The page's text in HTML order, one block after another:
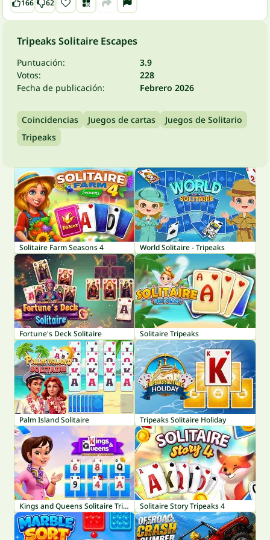
166 62
Tripeaks Solitaire Escapes
Puntuación:
3.9
Votos:
228
Fecha de publicación:
Febrero 2026
Coincidencias Juegos de cartas
Juegos de Solitario
Tripeaks
Solitaire Farm Seasons 4 World Solitaire - Tripeaks
Fortune's Deck Solitaire Solitaire Tripeaks
Palm Island Solitaire Tripeaks Solitaire Holiday
Kings and Queens Solitaire TriPeaks Solitaire Story Tripeaks 4